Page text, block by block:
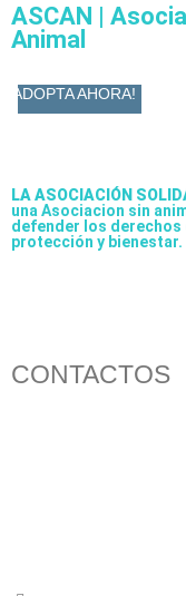
ASCAN |
Animal
ADOPTA AHORA!
LA ASOCIACIÓN
una Asociacion sin
defender los derechos
protección y bienestar.
CONTACTOS